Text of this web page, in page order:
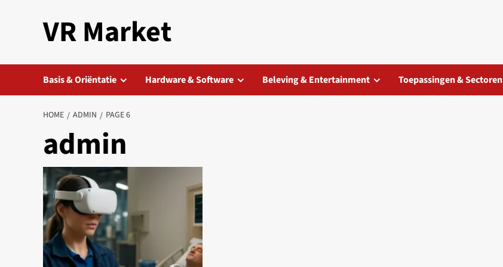
VR Market
Basis & Oriëntatie Hardware & Software Beleving & Entertainment Toepassingen & Sectoren
HOME ADMIN PAGE 6
admin